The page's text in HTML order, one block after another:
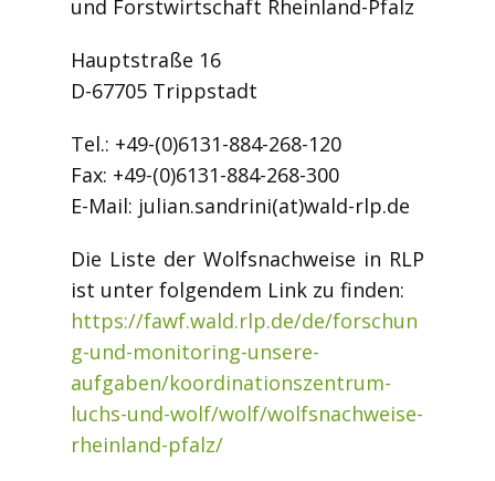
und Forstwirtschaft Rheinland-Pfalz
Hauptstraße 16
D-67705 Trippstadt
Tel.: +49-(0)6131-884-268-120
Fax: +49-(0)6131-884-268-300
E-Mail: julian.sandrini(at)wald-rlp.de
Die Liste der Wolfsnachweise in RLP
ist unter folgendem Link zu finden:
https://fawf.wald.rlp.de/de/forschun
g-und-monitoring-unsere-
aufgaben/koordinationszentrum-
luchs-und-wolf/wolf/wolfsnachweise-
rheinland-pfalz/